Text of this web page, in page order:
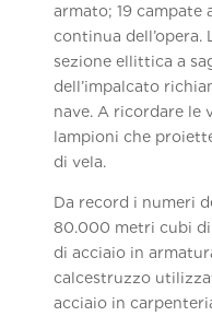
armato; 19 campate
continua dell’opera.
sezione ellittica a
dell’impalcato
nave. A ricordare le
lampioni che
di vela.
Da record i numeri
80.000 metri cubi
di acciaio in
calcestruzzo
acciaio in